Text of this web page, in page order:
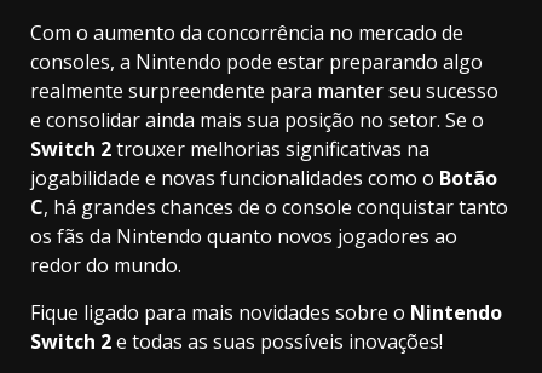
Com o aumento da concorrência no mercado de
consoles, a Nintendo pode estar preparando algo
realmente surpreendente para manter seu sucesso
e consolidar ainda mais sua posição no setor. Se o
Switch 2trouxer melhorias significativas na
jogabilidade e novas funcionalidades como o Botão
C, há grandes chances de o console conquistar tanto
os fãs da Nintendo quanto novos jogadores ao
redor do mundo.
Fique ligado para mais novidades sobre o Nintendo
Switch 2e todas as suas possíveis inovações!